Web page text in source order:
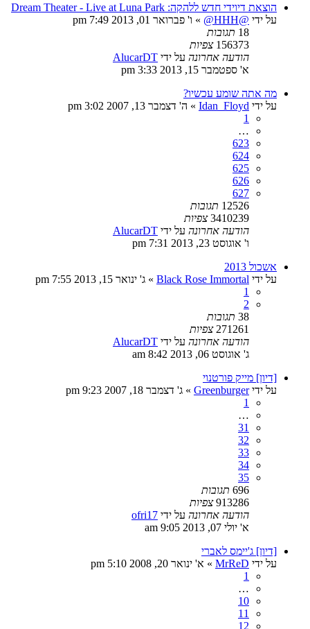
הוצאת דיוידי חדש ללהקה: Dream Theater - Live at Luna Park
על ידי @HHH@
» ו' פברואר 01, 2013 7:49 pm
18 תגובות
156373 צפיות
הודעה אחרונה על ידי AlucarDT
א' ספטמבר 15, 2013 3:33 pm
מה אתה שומע עכשיו?
על ידי Idan_Floyd
» ה' דצמבר 13, 2007 3:02 pm
1
…
623
624
625
626
627
12526 תגובות
3410239 צפיות
הודעה אחרונה על ידי AlucarDT
ו' אוגוסט 23, 2013 7:31 pm
אשכול 2013
על ידי Black Rose Immortal
» ג' ינואר 15, 2013 7:55 pm
1
2
38 תגובות
271261 צפיות
הודעה אחרונה על ידי AlucarDT
ג' אוגוסט 06, 2013 8:42 am
[דיון] מייק פורטנוי
על ידיGreenburger
» ג' דצמבר 18, 2007 9:23 pm
1
…
31
32
33
34
35
696 תגובות
913286 צפיות
הודעה אחרונה על ידי ofri17
א' יולי 07, 2013 9:05 am
[דיון] ג'יימס לאברי
על ידי MrReD
» א' ינואר 20, 2008 5:10 pm
1
…
10
11
12